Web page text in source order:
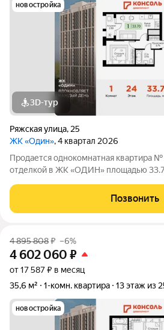
новостройка
3D-тур
Ряжская улица, 25
ЖК «Один», 4 квартал 2026
Продается однокомнатная квартира №
отделкой в ЖК «ОДИН» площадью 33.7
Позвонить
4 895 808₽ –6%
4 602 060 ₽
от 17 587 ₽ в месяц
35,6 м²
1-комн. квартира 13 этаж из
новостройка